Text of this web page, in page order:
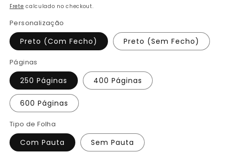
normal
promocional
Frete calculado no checkout.
Personalização
Preto (Com Fecho) Preto (Sem Fecho)
Páginas
250 Páginas 400 Páginas
600 Páginas
Tipo de Folha
Com Pauta Sem Pauta